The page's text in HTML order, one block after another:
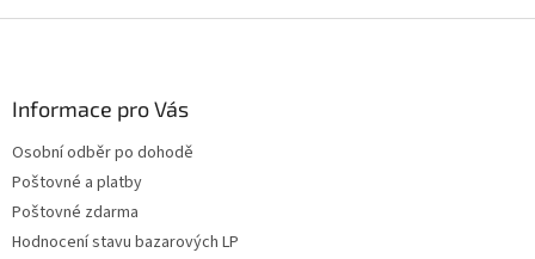
Informace pro Vás
Osobní odběr po dohodě
Poštovné a platby
Poštovné zdarma
Hodnocení stavu bazarových LP